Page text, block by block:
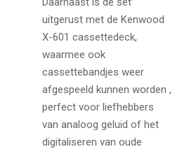
uitgerust met de Kenwood
X-601 cassettedeck,
waarmee ook
cassettebandjes weer
afgespeeld kunnen worden ,
perfect voor liefhebbers
van analoog geluid of het
digitaliseren van oude